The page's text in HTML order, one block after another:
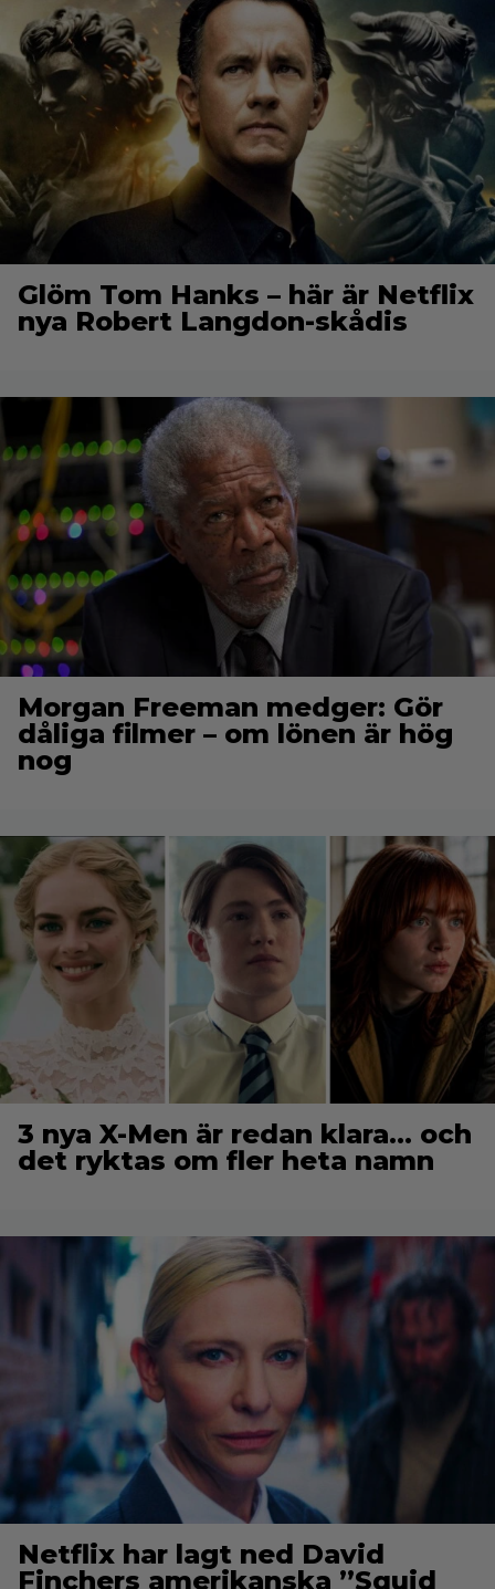
Glöm Tom Hanks – här är Netflix
nya Robert Langdon-skådis
Morgan Freeman medger: Gör
dåliga filmer – om lönen är hög
nog
3 nya X-Men är redan klara… och
det ryktas om fler heta namn
Netflix har lagt ned David
Finchers amerikanska ”Squid